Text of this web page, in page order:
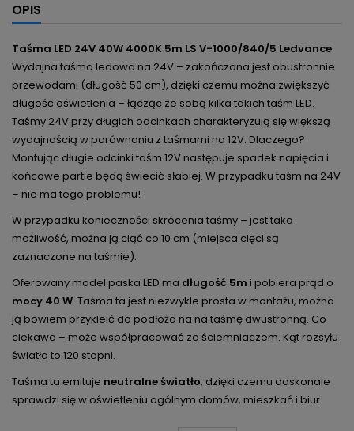
OPIS
Taśma LED 24V 40W 4000K 5m LS V-1000/840/5 Ledvance.
Wydajna taśma ledowa na 24V – zakończona jest obustronnie
przewodami (długość 50 cm), dzięki czemu można zwiększyć
długość oświetlenia – łącząc ze sobą kilka takich taśm LED.
Taśmy 24V przy długich odcinkach charakteryzują się większą
wydajnością w porównaniu z taśmami na 12V. Dlaczego?
Montując długie odcinki taśm 12V następuje spadek napięcia i
końcowe partie będą świecić słabiej. W przypadku taśm na 24V
– nie ma tego problemu!
W przypadku konieczności skrócenia taśmy – jest taka
możliwość, można ją ciąć co 10 cm (miejsca cięci są
zaznaczone na taśmie).
Oferowany model paska LED ma długość 5m i pobiera prąd o
mocy 40 W. Taśma ta jest niezwykle prosta w montażu, można
ją bowiem przykleić do podłoża na na taśmę dwustronną. Co
ciekawe – może współpracować ze ściemniaczem. Kąt rozsyłu
światła to 120 stopni.
Taśma ta emituje neutralne światło, dzięki czemu doskonale
sprawdzi się w oświetleniu ogólnym domów, mieszkań i biur.